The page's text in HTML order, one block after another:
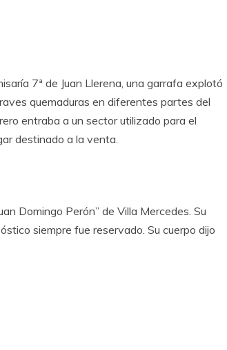
7ª de Juan Llerena, una garrafa explotó
quemaduras en diferentes partes del
entraba a un sector utilizado para el
destinado a la venta.
Domingo Perón” de Villa Mercedes. Su
siempre fue reservado. Su cuerpo dijo